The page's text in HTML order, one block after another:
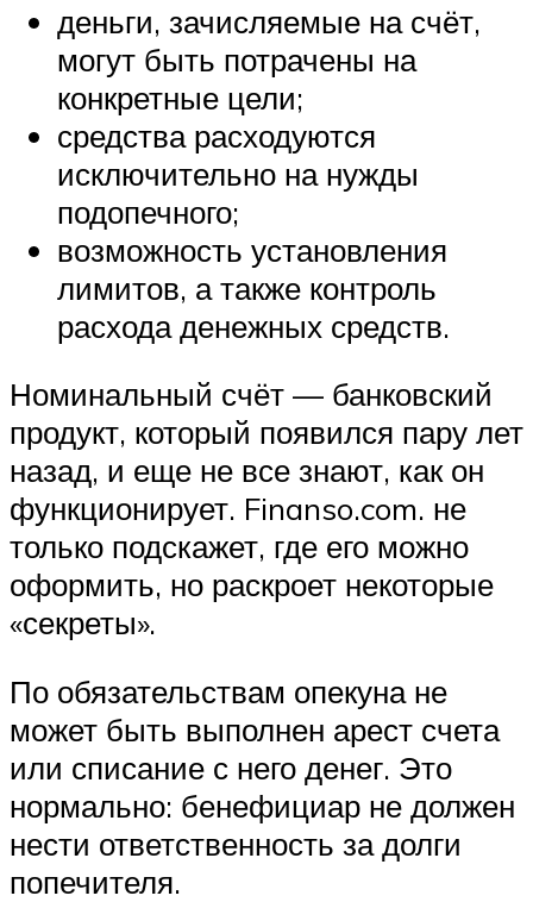
деньги, зачисляемые на счёт,
могут быть потрачены на
конкретные цели;
средства расходуются
исключительно на нужды
подопечного;
возможность установления
лимитов, а также контроль
расхода денежных средств.
Номинальный счёт — банковский
продукт, который появился пару лет
назад, и еще не все знают, как он
функционирует. Finanso.com. не
только подскажет, где его можно
оформить, но раскроет некоторые
«секреты».
По обязательствам опекуна не
может быть выполнен арест счета
или списание с него денег. Это
нормально: бенефициар не должен
нести ответственность за долги
попечителя.